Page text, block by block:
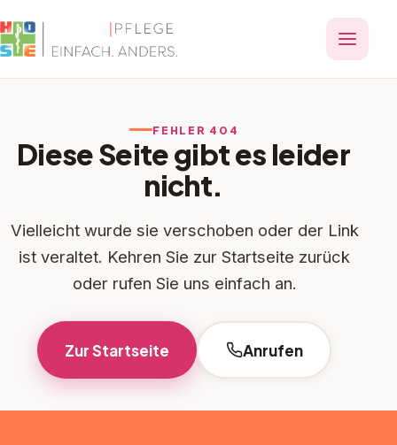
FEHLER 404
Diese Seite gibt es leider
nicht.
Vielleicht wurde sie verschoben oder der Link
ist veraltet. Kehren Sie zur Startseite zurück
oder rufen Sie uns einfach an.
Zur Startseite Anrufen